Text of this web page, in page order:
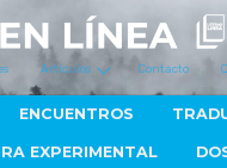
Artículos Contacto
ENCUENTROS
EXPERIMENTAL